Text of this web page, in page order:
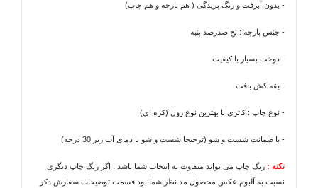
- بدون آبرفت و رنگ پریدگی ( هم پارچه و هم چاپ)
- جنس پارچه : نخِ صدرصد پنبه
- دوخت بسیار با کیفیت
- یقه کش بافت
- نوع چاپ : کاتری با بهترین نوع رول (کره ای)
- با ضمانت شست و شو (ترجیحا شست و شو با دمای آب زیر 30 درجه)
نکته : رنگ چاپ می تواند متفاوت به انتخاب شما باشد . اگر رنگ چاپ دیگری
نسبت به آلبوم عکس محصول مد نظر شما بود قسمت توضیحات سفارش ذکر